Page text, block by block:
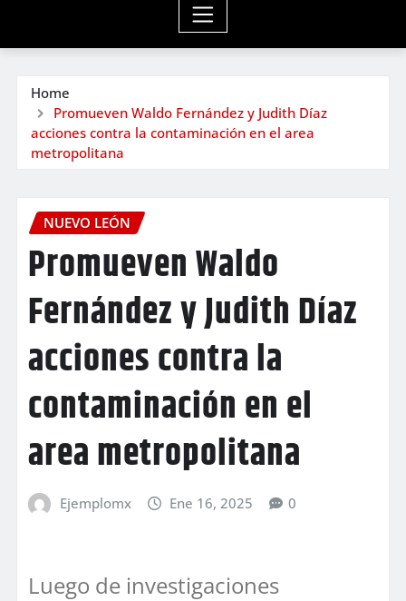
Home
Promueven Waldo Fernández y Judith Díaz
acciones contra la contaminación en el area
metropolitana
NUEVO LEÓN
Promueven Waldo
Fernández y Judith Díaz
acciones contra la
contaminación en el
area metropolitana
Ejemplomx Ene 16, 2025 0
Luego de investigaciones